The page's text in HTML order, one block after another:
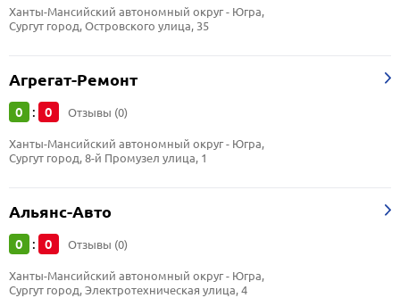
Ханты-Мансийский автономный округ - Югра,
Сургут город, Островского улица, 35
Агрегат-Ремонт
0 : 0 Отзывы (0)
Ханты-Мансийский автономный округ - Югра,
Сургут город, 8-й Промузел улица, 1
Альянс-Авто
0 : 0 Отзывы (0)
Ханты-Мансийский автономный округ - Югра,
Сургут город, Электротехническая улица, 4